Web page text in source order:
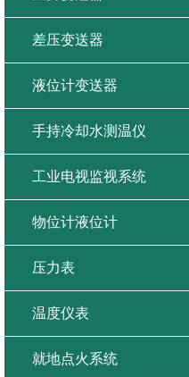
差压变送器
液位计变送器
手持冷却水测温仪
工业电视监视系统
物位计液位计
压力表
温度仪表
就地点火系统